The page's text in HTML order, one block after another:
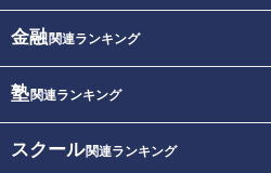
金融関連ランキング
塾関連ランキング
スクール関連ランキング